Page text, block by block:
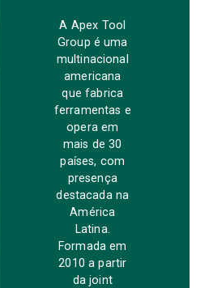
A Apex Tool
Group é uma
multinacional
americana
que fabrica
ferramentas e
opera em
mais de 30
países, com
presença
destacada na
América
Latina.
Formada em
2010 a partir
da joint